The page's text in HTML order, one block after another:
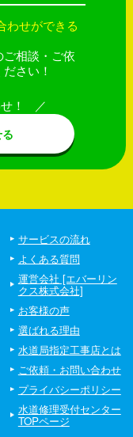
わせができる
相談・ご依
さい！
！
サービスの流れ
よくある質問
運営会社 [エバーリン
クス株式会社]
お客様の声
選ばれる理由
水道局指定工事店とは
ご依頼・お問い合わせ
プライバシーポリシー
水道修理受付センター
TOPページ